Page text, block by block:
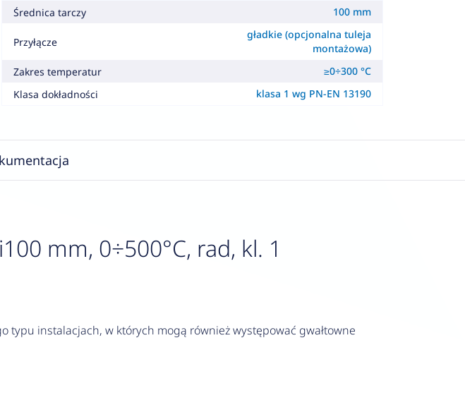
Średnica tarczy 100 mm
Przyłącze
gładkie (opcjonalna tuleja
montażowa)
Zakres temperatur
≥0÷300 °C
Klasa dokładności
klasa 1 wg PN-EN 13190
mm, 0÷500°C, rad, kl. 1
instalacjach, w których mogą również występować gwałtowne